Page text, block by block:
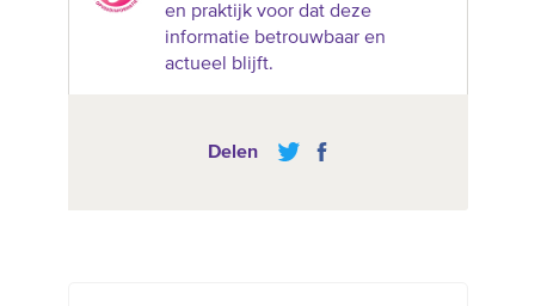
en praktijk voor dat deze
informatie betrouwbaar en
actueel blijft.
Delen